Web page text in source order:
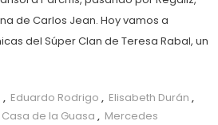
de Carlos Jean. Hoy vamos a
del Súper Clan de Teresa Rabal, un
, Eduardo Rodrigo , Elisabeth Durán ,
Casa de la Guasa , Mercedes